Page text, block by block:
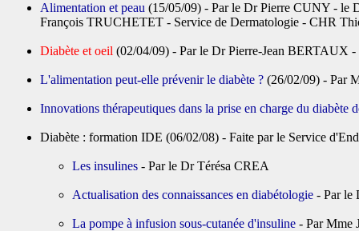
Alimentation et peau (15/05/09) - Par le Dr Pierre CUNY - le
François TRUCHETET - Service de Dermatologie - CHR
Diabète et oeil (02/04/09) - Par le Dr Pierre-Jean BERTAUX
L'alimentation peut-elle prévenir le diabète ? (26/02/09) - Par
Innovations thérapeutiques dans la prise en charge du diabète
Diabète : formation IDE (06/02/08) - Faite par le Service
Les insulines - Par le Dr Térésa CREA
Actualisation des connaissances en diabétologie - Par le
La pompe à infusion sous-cutanée d'insuline - Par Mme